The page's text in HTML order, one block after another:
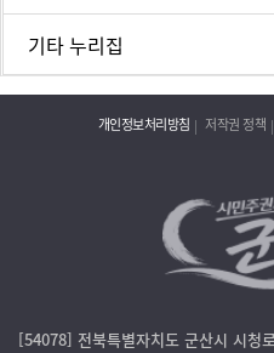
기타 누리집
개인정보처리방침 저작권 정책
[54078] 전북특별자치도 군산시 시청